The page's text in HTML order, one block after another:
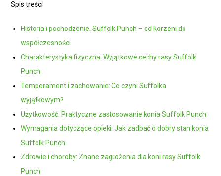
Spis treści
Historia i pochodzenie: Suffolk Punch – od korzeni do
współczesności
Charakterystyka fizyczna: Wyjątkowe cechy rasy Suffolk
Punch
Temperament i zachowanie: Co czyni Suffolka
wyjątkowym?
Użytkowość: Praktyczne zastosowanie konia Suffolk Punch
Wymagania dotyczące opieki: Jak zadbać o dobry stan konia
Suffolk Punch
Zdrowie i choroby: Znane zagrożenia dla koni rasy Suffolk
Punch